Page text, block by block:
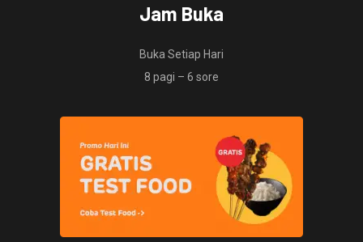
Jam Buka
Buka Setiap Hari
8 pagi – 6 sore